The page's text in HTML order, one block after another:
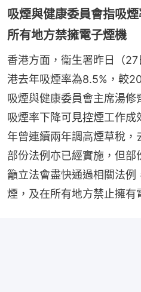
吸煙與健康委員會指吸
所有地方禁擁電子煙機
香港方面，衞生署昨日（
港去年吸煙率為8.5%，較
吸煙與健康委員會主席湯修
吸煙率下降可見控煙工作
年曾連續兩年調高煙草稅，
部份法例亦已經實施，但
籲立法會盡快通過相關法例
煙，及在所有地方禁止擁有